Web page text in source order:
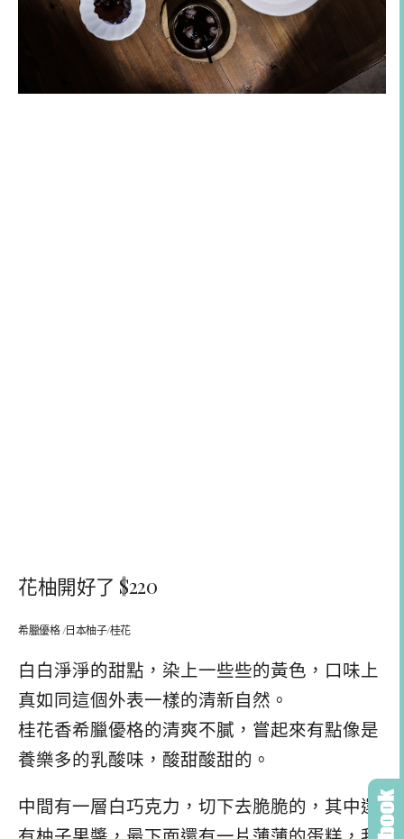
花柚開好了 $220
希臘優格 /日本柚子/桂花
白白淨淨的甜點，染上一些些的黃色，口味上
真如同這個外表一樣的清新自然。
桂花香希臘優格的清爽不膩，嘗起來有點像是
養樂多的乳酸味，酸甜酸甜的。
中間有一層白巧克力，切下去脆脆的，其中還